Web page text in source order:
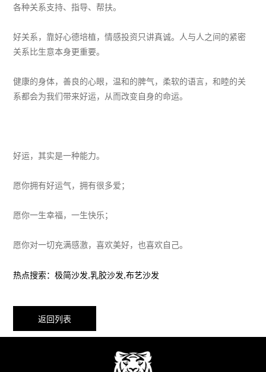
各种关系支持、指导、帮扶。
好关系，靠好心德培植，情感投资只讲真诚。人与人之间的紧密
关系比生意本身更重要。
健康的身体，善良的心眼，温和的脾气，柔软的语言，和睦的关
系都会为我们带来好运，从而改变自身的命运。
好运，其实是一种能力。
愿你拥有好运气，拥有很多爱；
愿你一生幸福，一生快乐；
愿你对一切充满感激，喜欢美好，也喜欢自己。
热点搜索：极简沙发,乳胶沙发,布艺沙发
返回列表